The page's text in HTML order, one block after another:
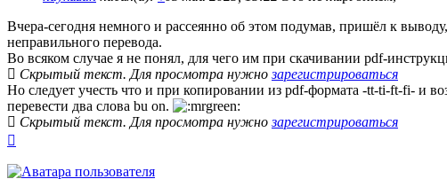
Вчера-сегодня немного и рассеянно об этом подумав, пришёл к
неправильного перевода.
Во всяком случае я не понял, для чего им при скачивании pdf-
Скрытый текст. Для просмотра нужнозарегистрироваться
Но следует учесть что и при копировании из pdf-формата -tt-ti-ft-fi- и
перевести два слова bu on.
Скрытый текст. Для просмотра нужнозарегистрироваться
началу